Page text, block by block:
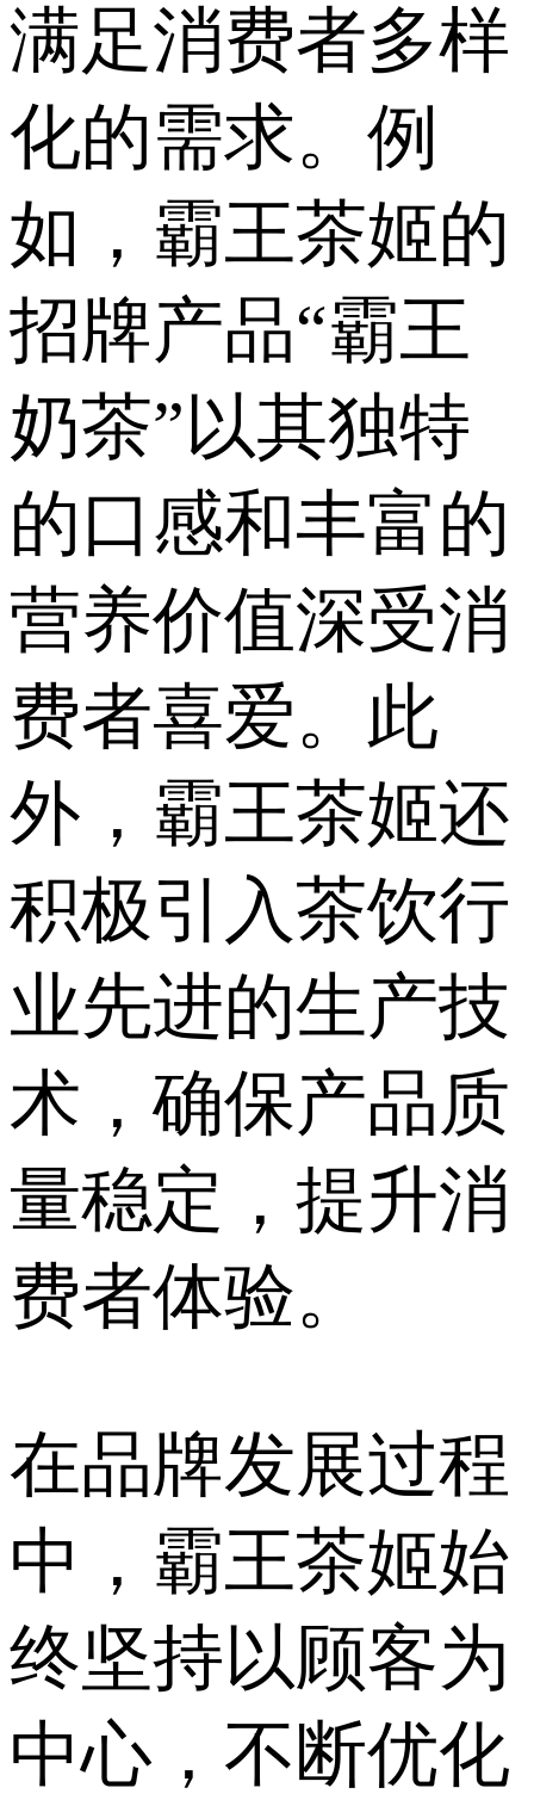
满足消费者多样
化的需求。例
如，霸王茶姬的
招牌产品“霸王
奶茶”以其独特
的口感和丰富的
营养价值深受消
费者喜爱。此
外，霸王茶姬还
积极引入茶饮行
业先进的生产技
术，确保产品质
量稳定，提升消
费者体验。
在品牌发展过程
中，霸王茶姬始
终坚持以顾客为
中心，不断优化